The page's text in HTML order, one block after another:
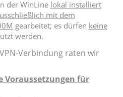
der WinLine lokal installiert
mit dem
gearbeitet; es dürfen keine
werden.
Verbindung raten wir
Voraussetzungen für